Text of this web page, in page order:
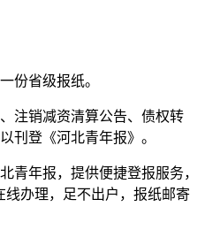
份省级报纸。
注销减资清算公告、债权转
刊登《河北青年报》。
青年报，提供便捷登报服务，
线办理，足不出户，报纸邮寄